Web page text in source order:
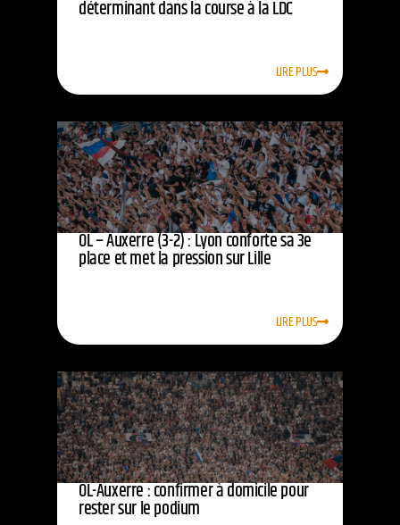
déterminant dans la course à la LDC
LIRE PLUS
OL – Auxerre (3-2) : Lyon conforte sa 3e
place et met la pression sur Lille
LIRE PLUS
OL-Auxerre : confirmer à domicile pour
rester sur le podium